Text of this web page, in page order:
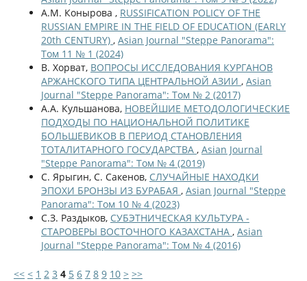
А.М. Конырова , RUSSIFICATION POLICY OF THE
RUSSIAN EMPIRE IN THE FIELD OF EDUCATION (EARLY
20th CENTURY) , Asian Journal "Steppe Panorama":
Том 11 № 1 (2024)
В. Хорват, ВОПРОСЫ ИССЛЕДОВАНИЯ КУРГАНОВ
АРЖАНСКОГО ТИПА ЦЕНТРАЛЬНОЙ АЗИИ , Asian
Journal "Steppe Panorama": Том № 2 (2017)
А.А. Кульшанова, НОВЕЙШИЕ МЕТОДОЛОГИЧЕСКИЕ
ПОДХОДЫ ПО НАЦИОНАЛЬНОЙ ПОЛИТИКЕ
БОЛЬШЕВИКОВ В ПЕРИОД СТАНОВЛЕНИЯ
ТОТАЛИТАРНОГО ГОСУДАРСТВА , Asian Journal
"Steppe Panorama": Том № 4 (2019)
С. Ярыгин, С. Сакенов, СЛУЧАЙНЫЕ НАХОДКИ
ЭПОХИ БРОНЗЫ ИЗ БУРАБАЯ , Asian Journal "Steppe
Panorama": Том 10 № 4 (2023)
С.З. Раздыков, СУБЭТНИЧЕСКАЯ КУЛЬТУРА -
СТАРОВЕРЫ ВОСТОЧНОГО КАЗАХСТАНА , Asian
Journal "Steppe Panorama": Том № 4 (2016)
<< < 1 2 3 4 5 6 7 8 9 10 > >>